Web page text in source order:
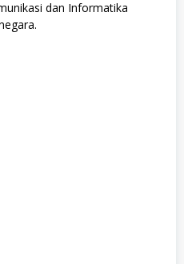
dan Informatika